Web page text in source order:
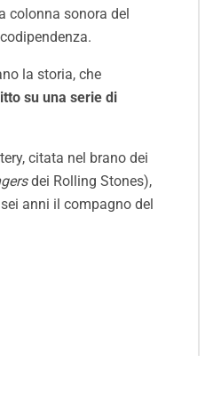
colonna sonora del
la storia, che
su una serie di
citata nel brano dei
dei Rolling Stones),
anni il compagno del